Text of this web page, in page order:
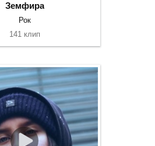
Земфира
Рок
141 клип